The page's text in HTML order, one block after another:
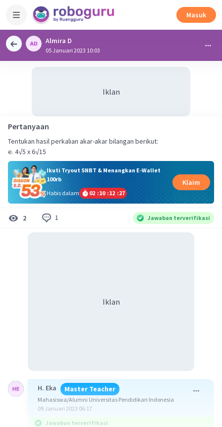
Masuk
Almira D
05 Januari 2023 10:03
Iklan
Pertanyaan
Tentukan hasil perkalian akar-akar bilangan berikut:
e. 4√5 x 6√15
Ikuti Tryout SNBT & Menangkan E-Wallet
100rb
Habis dalam
02 :10 :12 :27
Klaim
2 1 Jawaban terverifikasi
Iklan
H. Eka Master Teacher
Mahasiswa/Alumni Universitas Pendidikan Indonesia
09 Januari 2023 06:17
Jawaban terverifikasi